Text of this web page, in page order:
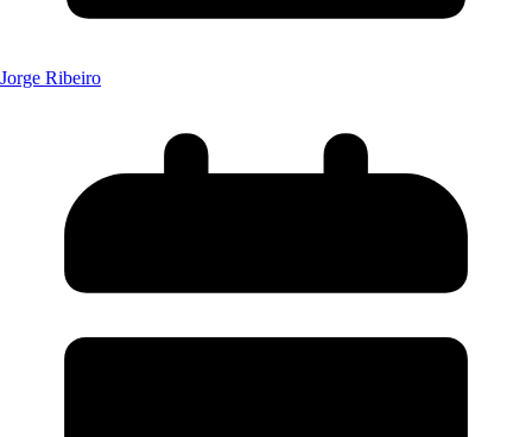
Jorge Ribeiro